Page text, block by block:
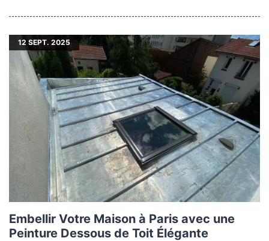
12 SEPT. 2025
Embellir Votre Maison à Paris avec une
Peinture Dessous de Toit Élégante